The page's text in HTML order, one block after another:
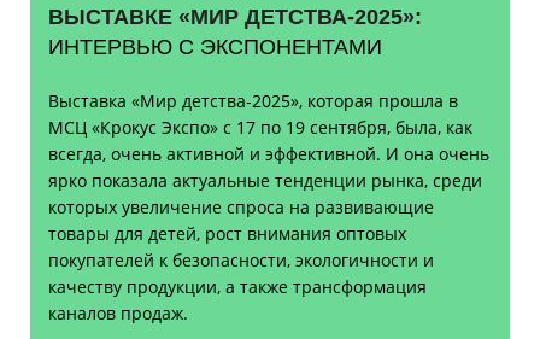
ВЫСТАВКЕ «МИР ДЕТСТВА-2025»:
ИНТЕРВЬЮ С ЭКСПОНЕНТАМИ
Выставка «Мир детства-2025», которая прошла в
МСЦ «Крокус Экспо» с 17 по 19 сентября, была, как
всегда, очень активной и эффективной. И она очень
ярко показала актуальные тенденции рынка, среди
которых увеличение спроса на развивающие
товары для детей, рост внимания оптовых
покупателей к безопасности, экологичности и
качеству продукции, а также трансформация
каналов продаж.